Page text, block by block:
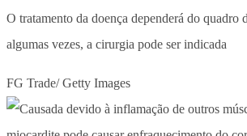
O tratamento da doença dependerá do quadro
algumas vezes, a cirurgia pode ser indicada
FG Trade/ Getty Images